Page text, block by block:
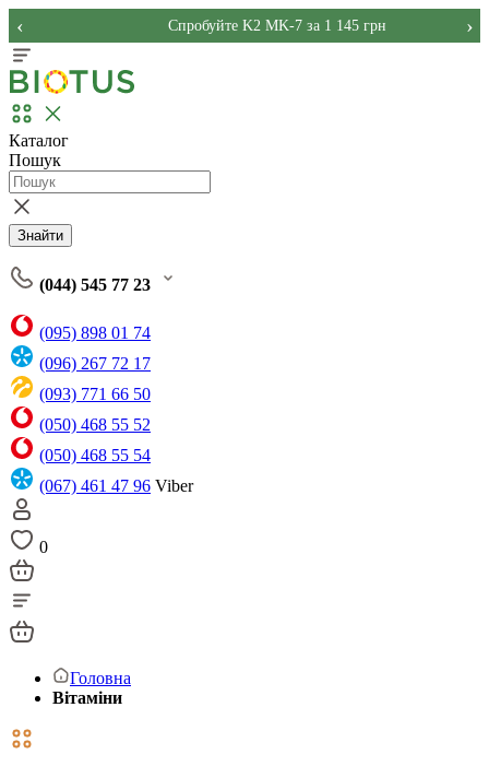
Спробуйте K2 MK-7 за 1 145 грн
‹ ›
Каталог
Пошук
Знайти
(044) 545 77 23
(095) 898 01 74
(096) 267 72 17
(093) 771 66 50
(050) 468 55 52
(050) 468 55 54
(067) 461 47 96 Viber
0
Головна
Вітаміни